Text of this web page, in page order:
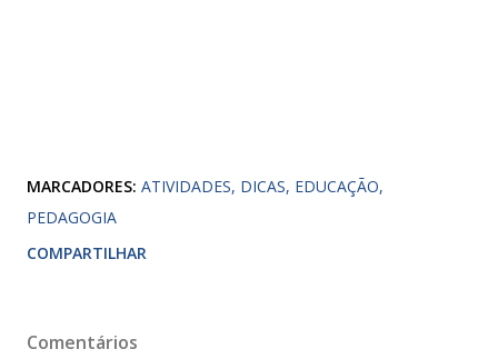
MARCADORES: ATIVIDADES DICAS EDUCAÇÃO
PEDAGOGIA
COMPARTILHAR
Comentários